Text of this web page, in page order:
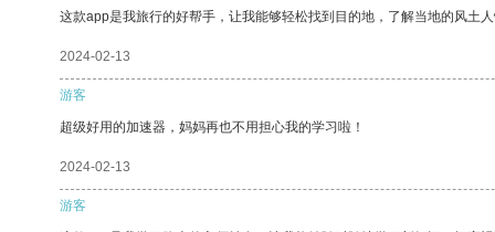
这款app是我旅行的好帮手，让我能够轻松找到目的地，了解当地的风土人
2024-02-13
游客
超级好用的加速器，妈妈再也不用担心我的学习啦！
2024-02-13
游客